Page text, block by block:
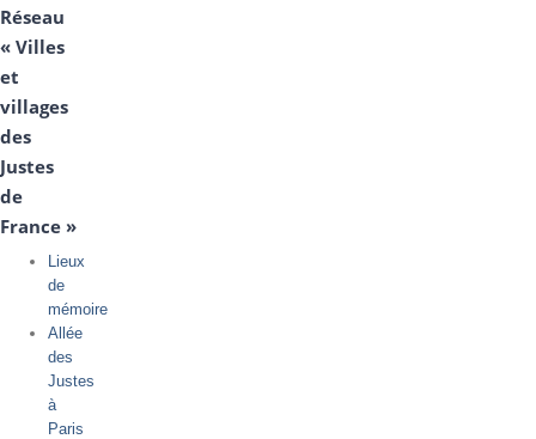
Réseau
« Villes
et
villages
des
Justes
de
France »
Lieux
de
mémoire
Allée
des
Justes
à
Paris